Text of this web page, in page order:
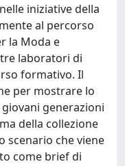
iniziative della
al percorso
la Moda e
laboratori di
formativo. Il
per mostrare lo
generazioni
della collezione
scenario che viene
come brief di